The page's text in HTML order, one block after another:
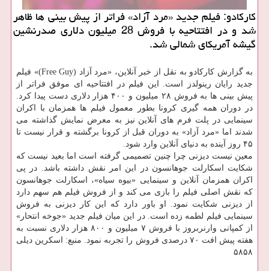
کارکادو: فیلم جدید «مرد آزاد» فراتر از پیش بینی ها ظاهر
شد و در افتتاحیه با فروش 28 میلیون دلاری صدرنشین
گیشه آمریکای شمالی شد.
به گزارش کارکادو به نقل از خبر آنلاین، «مرد آزاد (Free Guy)» فیلم
جدید رایان رینولدز است. این فیلم در افتتاحیه ای موفق فراتر از
پیش بینی ها به فروش ۲۸ میلیون و ۴۰۰ هزار دلاری دست پیدا کرد.
در دوران همه گیری کرونا بطور معمول فیلم ها همزمان با اکران
سینمایی در پلت فرم های آنلاین نیز به معرض نمایش گذاشته می
شدند اما «مرد آزاد» به دوران قبل از کرونا برگشته و قرار نیست تا
۴۵ روز آینده به دنیای آنلاین وارد شود.
معین نیست دیزنی چرا چنین تصمیمی گرفته است اما بعید نیست که
شکایت اسکارلت جوهانسون در این امر نقش داشته باشد. در پی
اکران همزمان آنلاین و سینمایی «بیوه سیاه»، اسکارلت جوهانسون
که نقش اصلی فیلم را بازی می کند و از فروش فیلم هم سهم دارد
از دیزنی شکایت نمود. او باور دارد که این کار دیزنی به فروش
سینمایی فیلم لطمه زده است. در این میان فیلم جدید «جوخه انتحار»
از کمپانی وارنربروز با فروش ۷ میلیون و ۸۰۰ هزار دلاری نسبت به
هفته پیش افت ۷۰ درصدی فروش را تجربه نمود. منبع: اسکرین دیلی
۵۸۵۸